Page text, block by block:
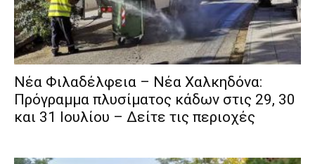
Νέα Φιλαδέλφεια – Νέα Χαλκηδόνα:
Πρόγραμμα πλυσίματος κάδων στις 29, 30
και 31 Ιουλίου – Δείτε τις περιοχές